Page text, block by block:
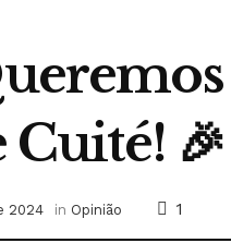
Cuité!
2024 in Opinião 1